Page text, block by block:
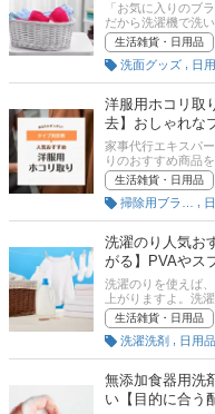
「お気に入りのブ
だから洗濯機で洗
ラジャー専用の洗
ートなランジェリ
テムです。この記
め商品をご紹介し
気分があがるかわ
Amazonなどの通
ーの入れ方やお手
切なランジェリー
生活雑貨・日用品
洗面グッズ
日
洋服用ホコリ取
去】おしゃれな
家事代行エキスパ
りのおすすめ商品
シ、粘着シートの3
しっかりおさえた
て選んでください
りの衣類を長持ち
トにおける最新人
も確認してみてく
生活雑貨・日用品
洗濯のり人気お
がる】PVAやス
洗濯のりを使えば
上がりますよ。洗
のりの3種類があり
ぶことが大切です
レータイプ、洗濯
介します。さらに
気売れ筋ランキン
でご覧ください
生活雑貨・日用品
洗濯洗剤
日用品
無添加食器用洗
い【目的に合う